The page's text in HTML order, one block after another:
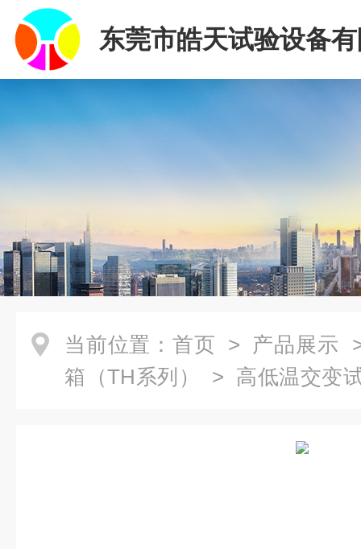
东莞市皓天试验设备
当前位置： 首页 > 产品展示
箱（TH系列）
> 高低温交变